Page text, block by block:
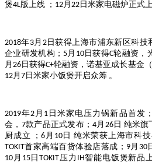
煲4L版上线 ； 12 月 22 日米家电磁炉正式
2018年3月 2日获得上海市浦东新区科技
企业研发机构； 5 月 10日获得C轮融资，
月 26 日获得C+轮融资，诺基亚成长基金（
12 月 7 日米家小饭煲开启众筹 。
2019年2 月 1 日米家电压力锅新品首发；
会， 7款产品正式发布；4 月 26日 纯米旗
厨成立
；6 月 10日 纯米荣获上海市科技
TOKIT首家高端百货体验店落成； 9月 30
10 月 15日TOKIT压力 IH智能电饭煲新品